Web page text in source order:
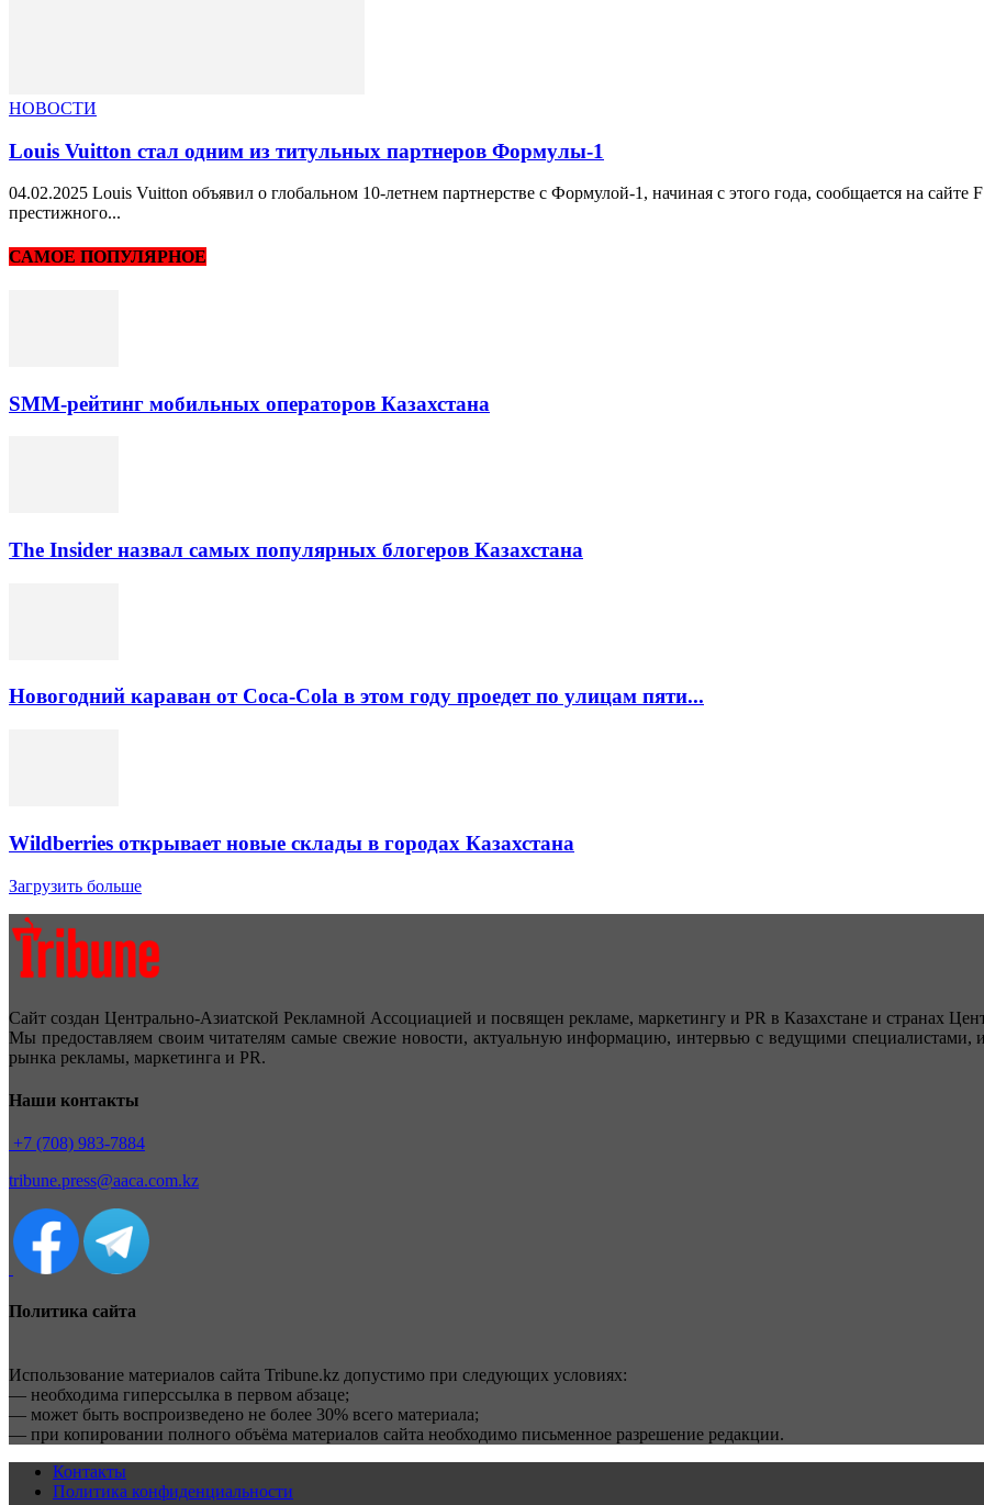
НОВОСТИ
Louis Vuitton стал одним из титульных партнеров Формулы-1
04.02.2025 Louis Vuitton объявил о глобальном 10-летнем партнерстве с Формулой-1, начиная с этого года, сообщается на
престижного...
САМОЕ ПОПУЛЯРНОЕ
SMM-рейтинг мобильных операторов Казахстана
The Insider назвал самых популярных блогеров Казахстана
Новогодний караван от Coca-Cola в этом году проедет по улицам пяти...
Wildberries открывает новые склады в городах Казахстана
Загрузить больше
Сайт создан Центрально-Азиатской Рекламной Ассоциацией и посвящен рекламе, маркетингу и PR в Казахстане и странах
Мы предоставляем своим читателям самые свежие новости, актуальную информацию, интервью с ведущими специалистами,
рынка рекламы, маркетинга и PR.
Наши контакты
+7 (708) 983-7884
tribune.press@aaca.com.kz
Политика сайта
Использование материалов сайта Tribune.kz допустимо при следующих условиях:
— необходима гиперссылка в первом абзаце;
— может быть воспроизведено не более 30% всего материала;
— при копировании полного объёма материалов сайта необходимо письменное разрешение редакции.
Контакты
Политика конфиденциальности